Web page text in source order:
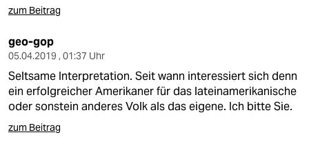
zum Beitrag
geo-gop
05.04.2019 , 01:37 Uhr
Seltsame Interpretation. Seit wann interessiert sich denn
ein erfolgreicher Amerikaner für das lateinamerikanische
oder sonstein anderes Volk als das eigene. Ich bitte Sie.
zum Beitrag